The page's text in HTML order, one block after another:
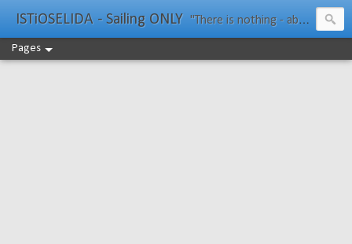
ISTiOSELIDA - Sailing ONLY "There is nothing - absolutely nothing - half so much worth doing as simply messing about in boats." Water Rat, Kenneth Grahame
Pages